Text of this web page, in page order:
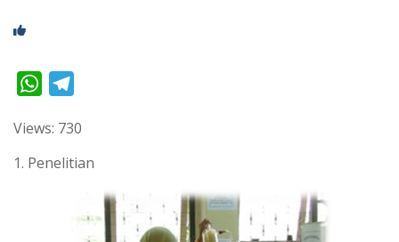
W
a
t
l
e
Views: 730
1. Penelitian